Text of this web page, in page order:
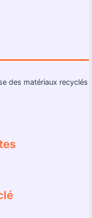
des matériaux recyclés